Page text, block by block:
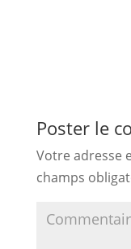
Poster le
Votre adresse
champs